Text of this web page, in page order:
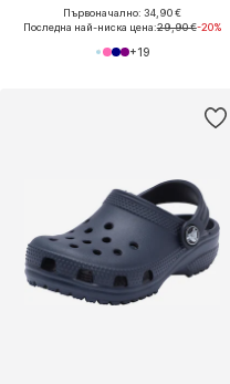
Първоначално: 34,90 €
Последна най-ниска цена:29,90 €-20%
+19